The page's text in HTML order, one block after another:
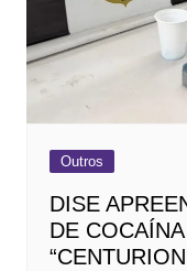
Outros
DISE
DE